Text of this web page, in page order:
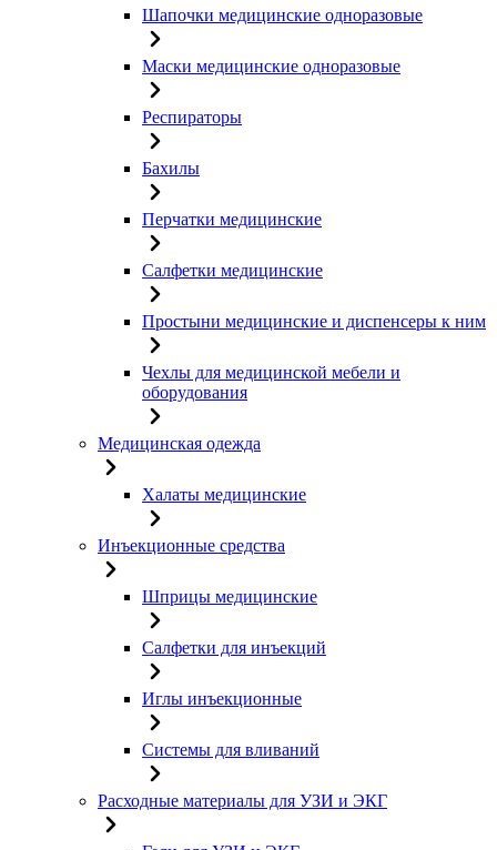
Шапочки медицинские одноразовые
Маски медицинские одноразовые
Респираторы
Бахилы
Перчатки медицинские
Салфетки медицинские
Простыни медицинские и диспенсеры к ним
Чехлы для медицинской мебели и
оборудования
Медицинская одежда
Халаты медицинские
Инъекционные средства
Шприцы медицинские
Салфетки для инъекций
Иглы инъекционные
Системы для вливаний
Расходные материалы для УЗИ и ЭКГ